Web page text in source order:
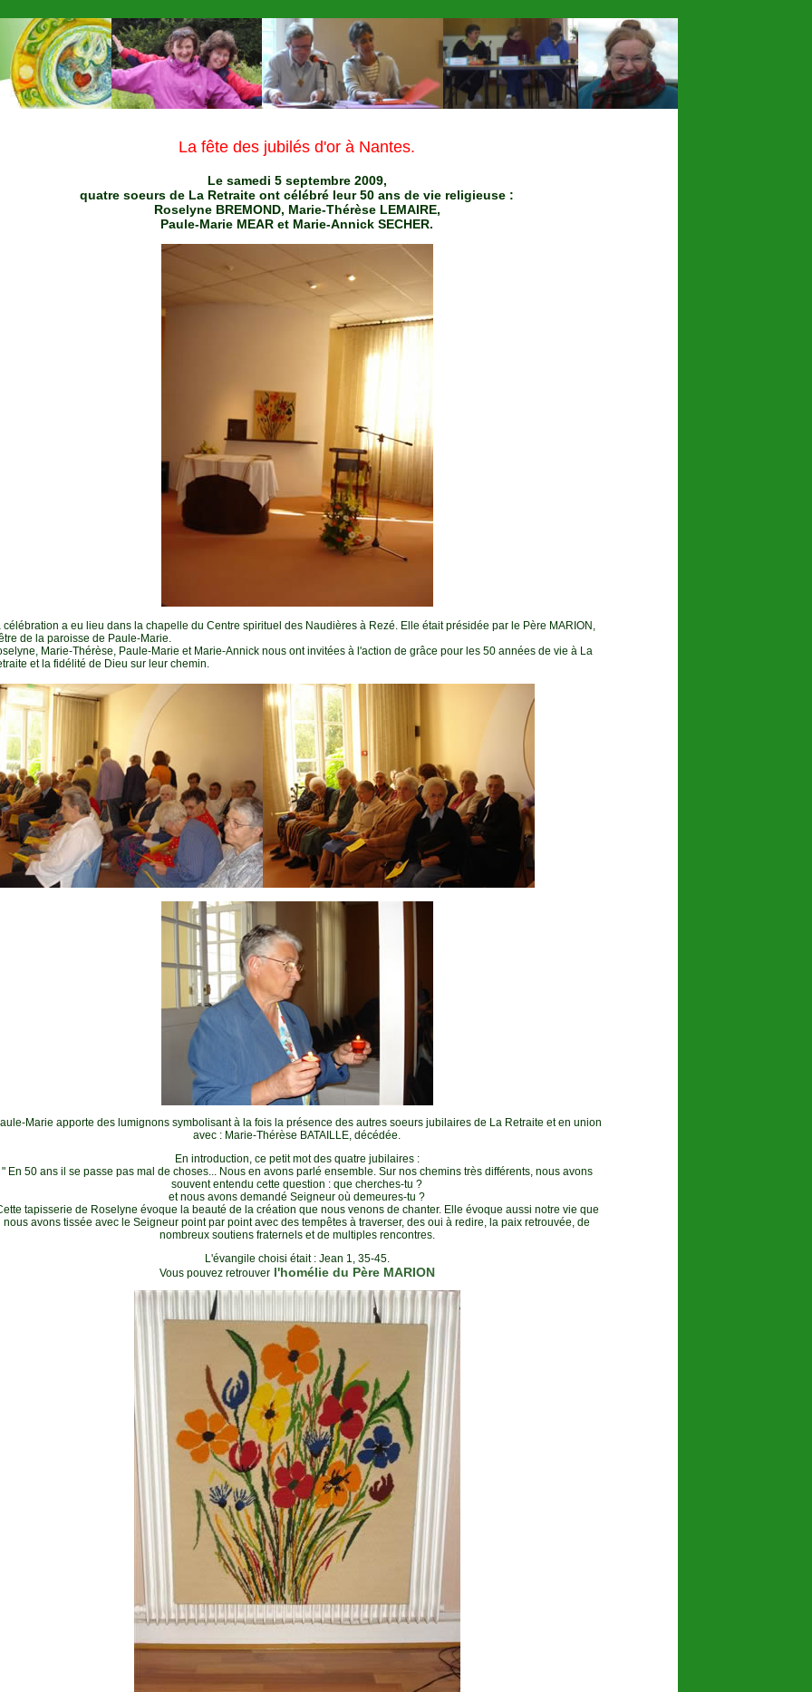
La fête des jubilés d'or à Nantes.
Le samedi 5 septembre 2009,
quatre soeurs de La Retraite ont célébré leur 50 ans de vie religieuse :
Roselyne BREMOND, Marie-Thérèse LEMAIRE,
Paule-Marie MEAR et Marie-Annick SECHER.
célébration a eu lieu dans la chapelle du Centre spirituel des Naudières à Rezé. Elle était présidée par le Père MARION,
de la paroisse de Paule-Marie.
Marie-Thérèse, Paule-Marie et Marie-Annick nous ont invitées à l'action de grâce pour les 50 années de vie à La
et la fidélité de Dieu sur leur chemin.
Marie apporte des lumignons symbolisant à la fois la présence des autres soeurs jubilaires de La Retraite et en union
avec : Marie-Thérèse BATAILLE, décédée.
En introduction, ce petit mot des quatre jubilaires :
" En 50 ans il se passe pas mal de choses... Nous en avons parlé ensemble. Sur nos chemins très différents, nous avons
souvent entendu cette question : que cherches-tu ?
et nous avons demandé Seigneur où demeures-tu ?
tapisserie de Roselyne évoque la beauté de la création que nous venons de chanter. Elle évoque aussi notre vie que
nous avons tissée avec le Seigneur point par point avec des tempêtes à traverser, des oui à redire, la paix retrouvée, de
nombreux soutiens fraternels et de multiples rencontres.
L'évangile choisi était : Jean 1, 35-45.
Vous pouvez retrouverl'homélie du Père MARION